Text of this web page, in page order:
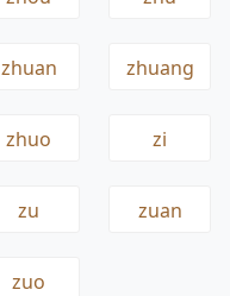
zhuan zhuang
zhuo zi
zu zuan
zuo